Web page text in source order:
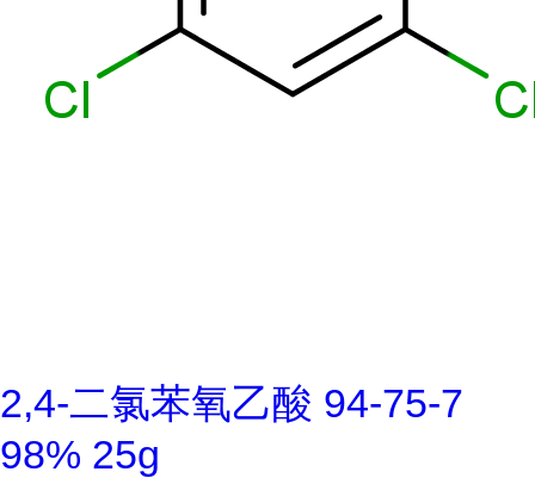
2,4-二氯苯氧乙酸 94-75-7
98% 25g